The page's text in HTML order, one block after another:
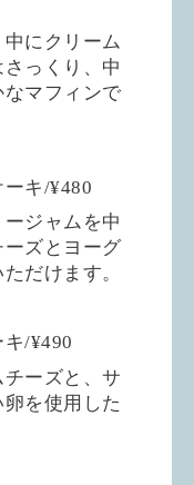
にクリーム
っくり、中
マフィンで
キ/¥480
ジャムを中
ズとヨーグ
だけます。
/¥490
ーズと、サ
を使用した